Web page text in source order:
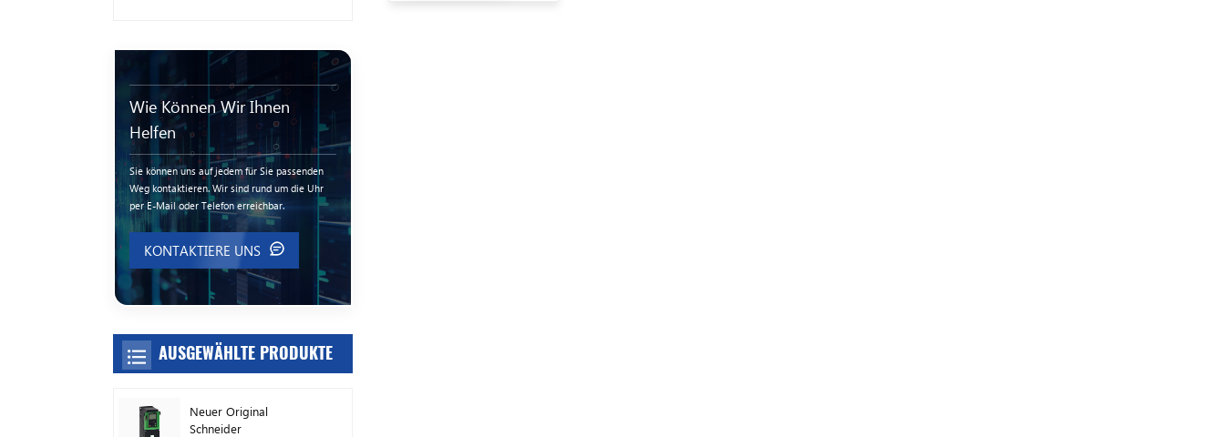
Wie Können Wir Ihnen
Helfen
Sie können uns auf jedem für Sie passenden
Weg kontaktieren. Wir sind rund um die Uhr
per E-Mail oder Telefon erreichbar.
KONTAKTIERE UNS
AUSGEWÄHLTE PRODUKTE
Neuer Original
Schneider